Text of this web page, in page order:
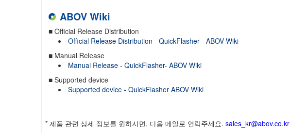
ABOV Wiki
■ Official Release Distribution
Official Release Distribution - QuickFlasher - ABOV Wiki
■ Manual Release
Manual Release - QuickFlasher- ABOV Wiki
■ Supported device
Supported device - QuickFlasher ABOV Wiki
* 제품 관련 상세 정보를 원하시면, 다음 메일로 연락주세요. sales_kr@abov.co.kr